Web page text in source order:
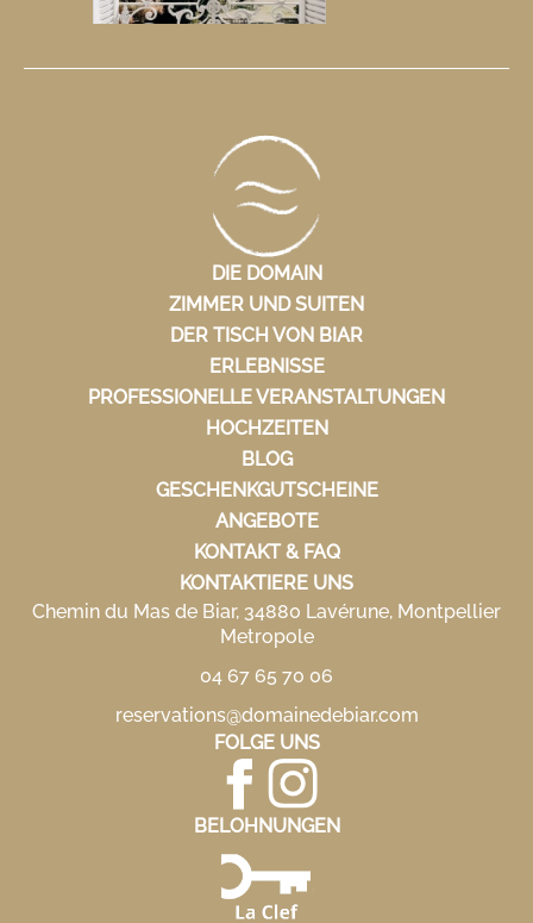
DIE DOMAIN
ZIMMER UND SUITEN
DER TISCH VON BIAR
ERLEBNISSE
PROFESSIONELLE VERANSTALTUNGEN
HOCHZEITEN
BLOG
GESCHENKGUTSCHEINE
ANGEBOTE
KONTAKT & FAQ
KONTAKTIERE UNS
Chemin du Mas de Biar, 34880 Lavérune, Montpellier
Metropole
04 67 65 70 06
reservations@domainedebiar.com
FOLGE UNS
BELOHNUNGEN